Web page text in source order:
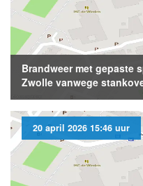
Brandweer met gepaste
Zwolle vanwege
20 april 2026 15:46 uur